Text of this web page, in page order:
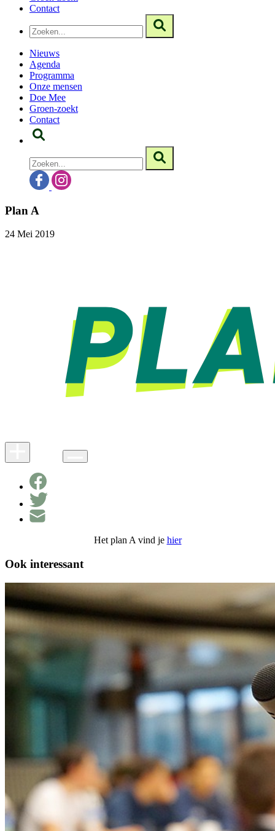
Contact
Nieuws
Agenda
Programma
Onze mensen
Doe Mee
Groen-zoekt
Contact
Plan A
24 Mei 2019
Het plan A vind je hier
Ook interessant